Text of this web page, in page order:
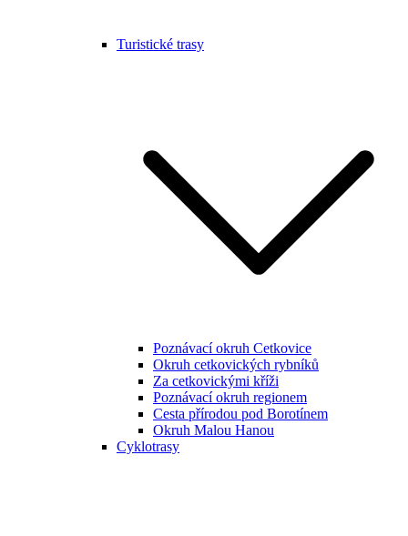
Turistické trasy
Poznávací okruh Cetkovice
Okruh cetkovických rybníků
Za cetkovickými kříži
Poznávací okruh regionem
Cesta přírodou pod Borotínem
Okruh Malou Hanou
Cyklotrasy